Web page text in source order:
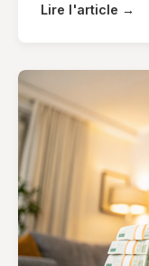
Lire l'article →